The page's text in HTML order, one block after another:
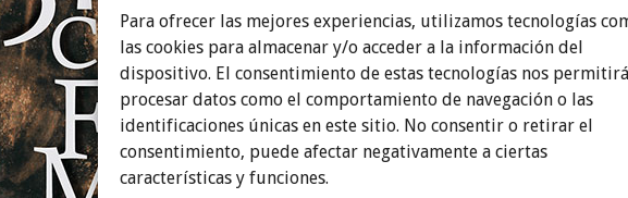
Para ofrecer las mejores experiencias, utilizamos tecnologías
las cookies para almacenar y/o acceder a la información del
dispositivo. El consentimiento de estas tecnologías nos permitirá
procesar datos como el comportamiento de navegación o las
identificaciones únicas en este sitio. No consentir o retirar el
consentimiento, puede afectar negativamente a ciertas
características y funciones.